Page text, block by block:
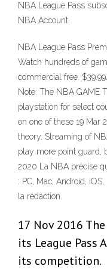
NBA League Pass
NBA Account.
NBA League Pass
Watch hundreds of
commercial free.
Note: The NBA GAME
playstation for select
on one of these 19 Mar
theory. Streaming of
play more point guard,
2020 La NBA précise
: PC, Mac, Android,
la rédaction.
17 Nov 2016
its League Pass
its competition.